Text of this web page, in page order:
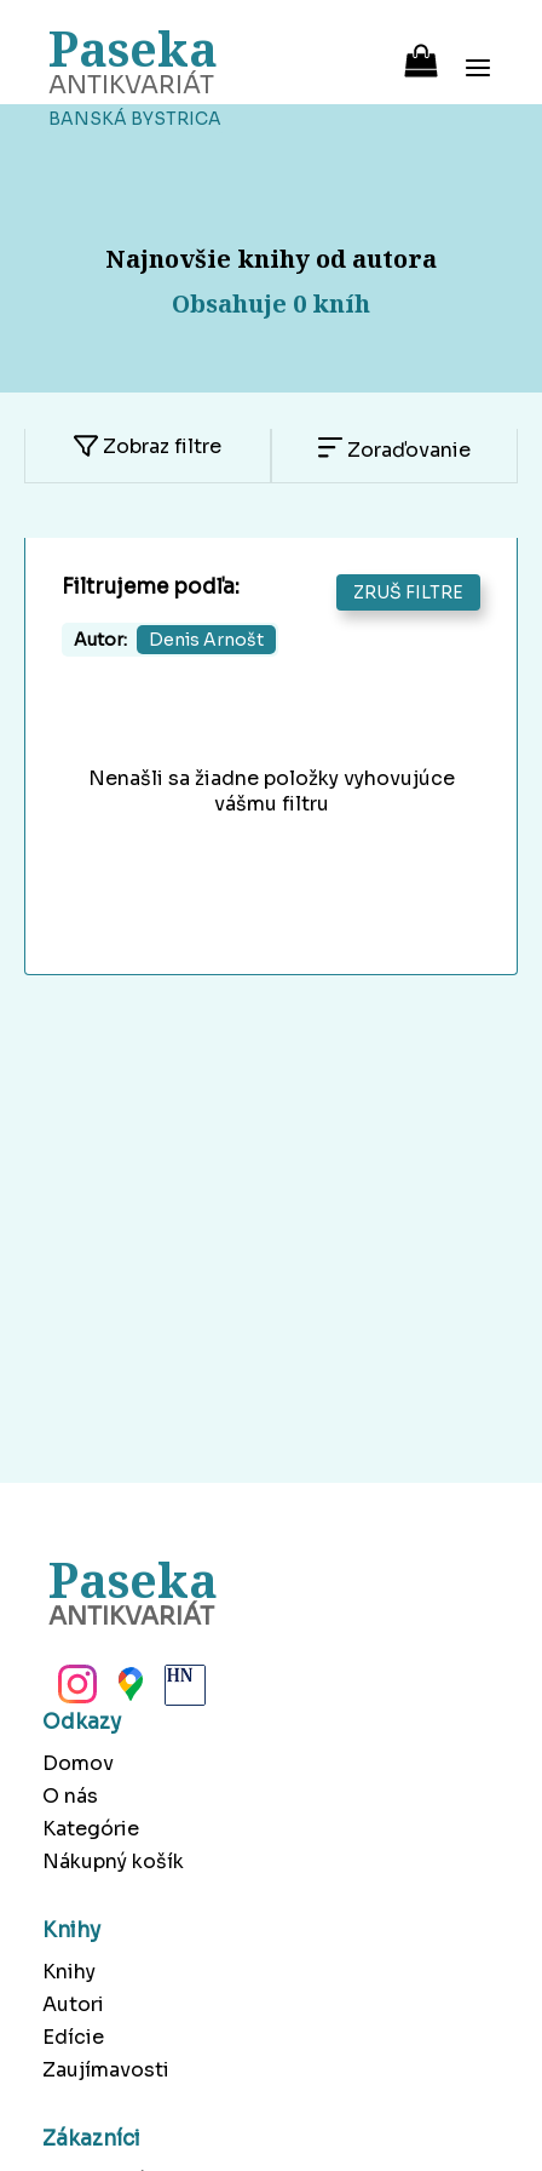
Paseka
ANTIKVARIÁT
BANSKÁ BYSTRICA
Najnovšie knihy od autora
Obsahuje 0 kníh
Zobraz filtre Zoraďovanie
Filtrujeme podľa: ZRUŠ FILTRE
Autor: Denis Arnošt
Nenašli sa žiadne položky vyhovujúce
vášmu filtru
Paseka
ANTIKVARIÁT
Odkazy
Domov
O nás
Kategórie
Nákupný košík
Knihy
Knihy
Autori
Edície
Zaujímavosti
Zákazníci